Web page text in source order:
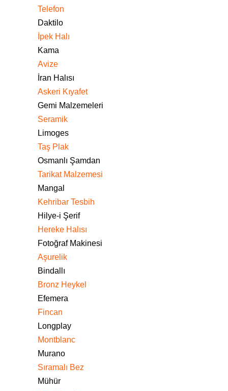
Telefon
Daktilo
İpek Halı
Kama
Avize
İran Halısı
Askeri Kıyafet
Gemi Malzemeleri
Seramik
Limoges
Taş Plak
Osmanlı Şamdan
Tarikat Malzemesi
Mangal
Kehribar Tesbih
Hilye-i Şerif
Hereke Halısı
Fotoğraf Makinesi
Aşurelik
Bindallı
Bronz Heykel
Efemera
Fincan
Longplay
Montblanc
Murano
Sıramalı Bez
Mühür